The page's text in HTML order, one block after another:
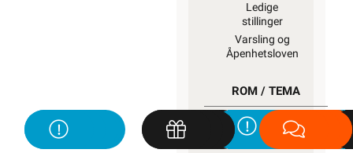
Ledige
stillinger
Varsling og
Åpenhetsloven
ROM / TEMA
Hyttetorget
Uterom